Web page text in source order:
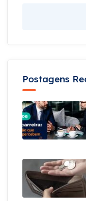
Postagens